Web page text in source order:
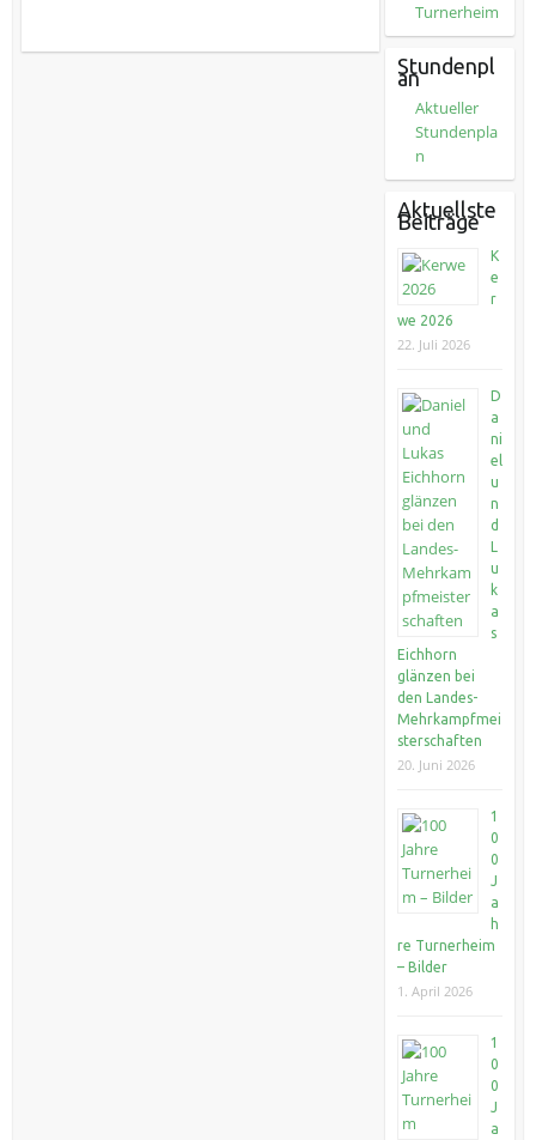
Turnerheim
Stundenpl
an
Aktueller
Stundenpla
n
Aktuellste
Beiträge
K
e
r
we 2026
22. Juli 2026
D
a
ni
el
u
n
d
L
u
k
a
s
Eichhorn
glänzen bei
den Landes-
Mehrkampfmei
sterschaften
20. Juni 2026
1
0
0
J
a
h
re Turnerheim
– Bilder
1. April 2026
1
0
0
J
a